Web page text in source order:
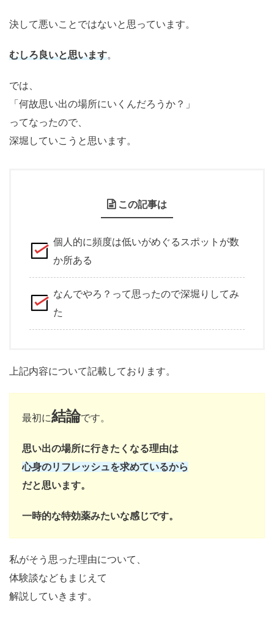
決して悪いことではないと思っています。
むしろ良いと思います。
では、
「何故思い出の場所にいくんだろうか？」
ってなったので、
深堀していこうと思います。
この記事は
個人的に頻度は低いがめぐるスポットが数
か所ある
なんでやろ？って思ったので深堀りしてみ
た
上記内容について記載しております。
最初に結論です。
思い出の場所に行きたくなる理由は
心身のリフレッシュを求めているから
だと思います。
一時的な特効薬みたいな感じです。
私がそう思った理由について、
体験談などもまじえて
解説していきます。